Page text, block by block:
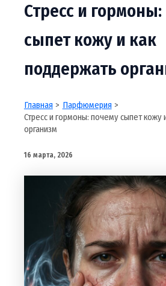
Стресс и
сыпет кожу и как
поддержать
Главная
Парфюмерия
Стресс и гормоны: почему сыпет кожу
организм
16 марта, 2026